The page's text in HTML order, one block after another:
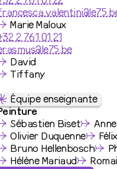
Marie Maloux
2 761 01 21
David
Tiffany
Équipe enseignante
Sébastien Biset↛
Olivier Duquenne↛
Bruno Hellenbosch↛
Hélène Mariaud↛